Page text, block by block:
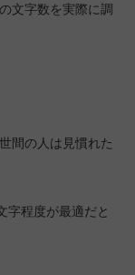
文字数を実際に調
間の人は見慣れた
字程度が最適だと